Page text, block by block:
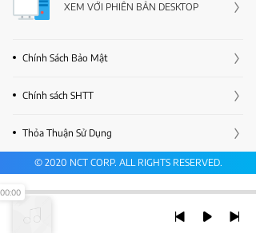
XEM VỚI PHIÊN BẢN DESKTOP
Chính Sách Bảo Mật
Chính sách SHTT
Thỏa Thuận Sử Dụng
© 2020 NCT CORP. ALL RIGHTS RESERVED.
00:00